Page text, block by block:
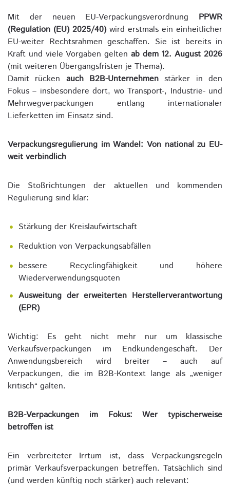
Mit der neuen EU-Verpackungsverordnung PPWR
(Regulation (EU) 2025/40)wird erstmals ein einheitlicher
EU-weiter Rechtsrahmen geschaffen. Sie ist bereits in
Kraft und viele Vorgaben gelten ab dem 12. August 2026
(mit weiteren Übergangsfristen je Thema).
Damit rücken auch B2B-Unternehmen stärker in den
Fokus – insbesondere dort, wo Transport-, Industrie- und
Mehrwegverpackungen entlang internationaler
Lieferketten im Einsatz sind.
Verpackungsregulierung im Wandel: Von national zu EU-
weit verbindlich
Die Stoßrichtungen der aktuellen und kommenden
Regulierung sind klar:
Stärkung der Kreislaufwirtschaft
Reduktion von Verpackungsabfällen
bessere Recyclingfähigkeit und höhere
Wiederverwendungsquoten
Ausweitung der erweiterten Herstellerverantwortung
(EPR)
Wichtig: Es geht nicht mehr nur um klassische
Verkaufsverpackungen im Endkundengeschäft. Der
Anwendungsbereich wird breiter – auch auf
Verpackungen, die im B2B-Kontext lange als „weniger
kritisch“ galten.
B2B-Verpackungen im Fokus: Wer typischerweise
betroffen ist
Ein verbreiteter Irrtum ist, dass Verpackungsregeln
primär Verkaufsverpackungen betreffen. Tatsächlich sind
(und werden künftig noch stärker) auch relevant: